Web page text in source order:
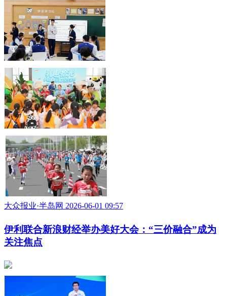
记忆
大众报业·半岛网 2026-07-13 09:15
伊利亮相2026“跟着品牌去旅行”对接交流活动 以工